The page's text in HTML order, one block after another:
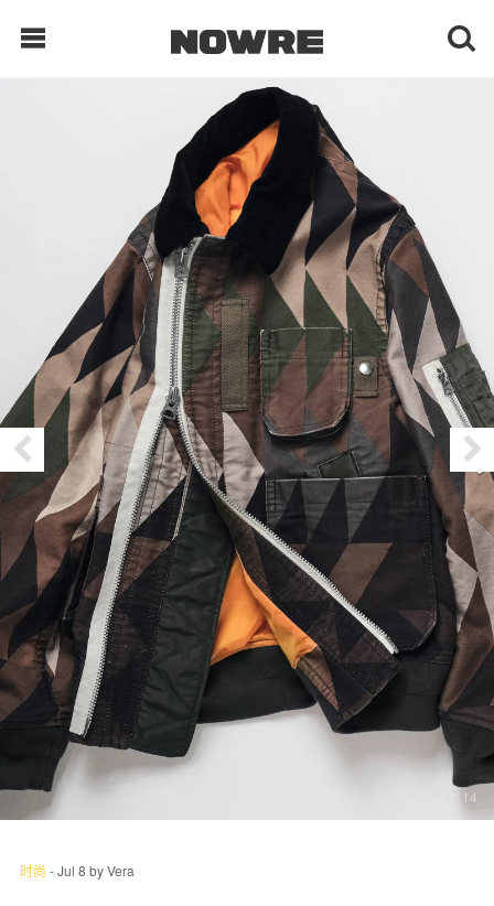
每日鲜榨
现客视点
每日栏目
时 尚
球 鞋
生 活
科 技
关于我们 联系我们
/ 14
时尚 -Jul 8 byVera